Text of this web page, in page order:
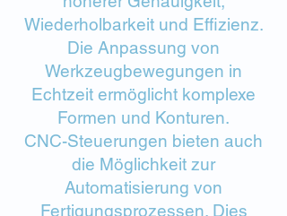
Wiederholbarkeit und Effizienz.
Die Anpassung von
Werkzeugbewegungen in
Echtzeit ermöglicht komplexe
Formen und Konturen.
CNC-Steuerungen bieten auch
die Möglichkeit zur
Automatisierung von
Fertigungsprozessen. Dies